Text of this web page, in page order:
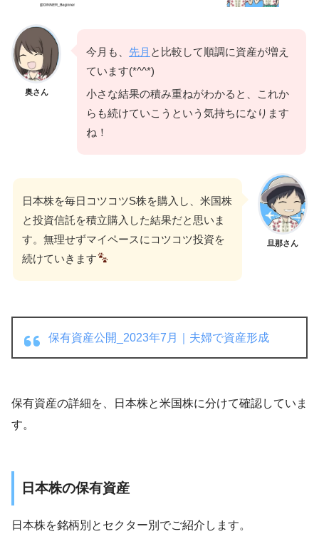
奥さん
今月も、 先月 と比較して順調に資産が増え
ています(*^^*)
小さな結果の積み重ねがわかると、これか
らも続けていこうという気持ちになります
ね！
旦那さん
日本株を毎日コツコツS株を購入し、米国株
と投資信託を積立購入した結果だと思いま
す。無理せずマイペースにコツコツ投資を
続けていきます
保有資産公開_2023年7月｜夫婦で資産形成
保有資産の詳細を、日本株と米国株に分けて確認していま
す。
日本株の保有資産
日本株を銘柄別とセクター別でご紹介します。